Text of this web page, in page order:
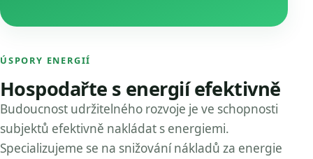
ÚSPORY ENERGIÍ
Hospodařte s energií efektivně
Budoucnost udržitelného rozvoje je ve schopnosti
subjektů efektivně nakládat s energiemi.
Specializujeme se na snižování nákladů za energie